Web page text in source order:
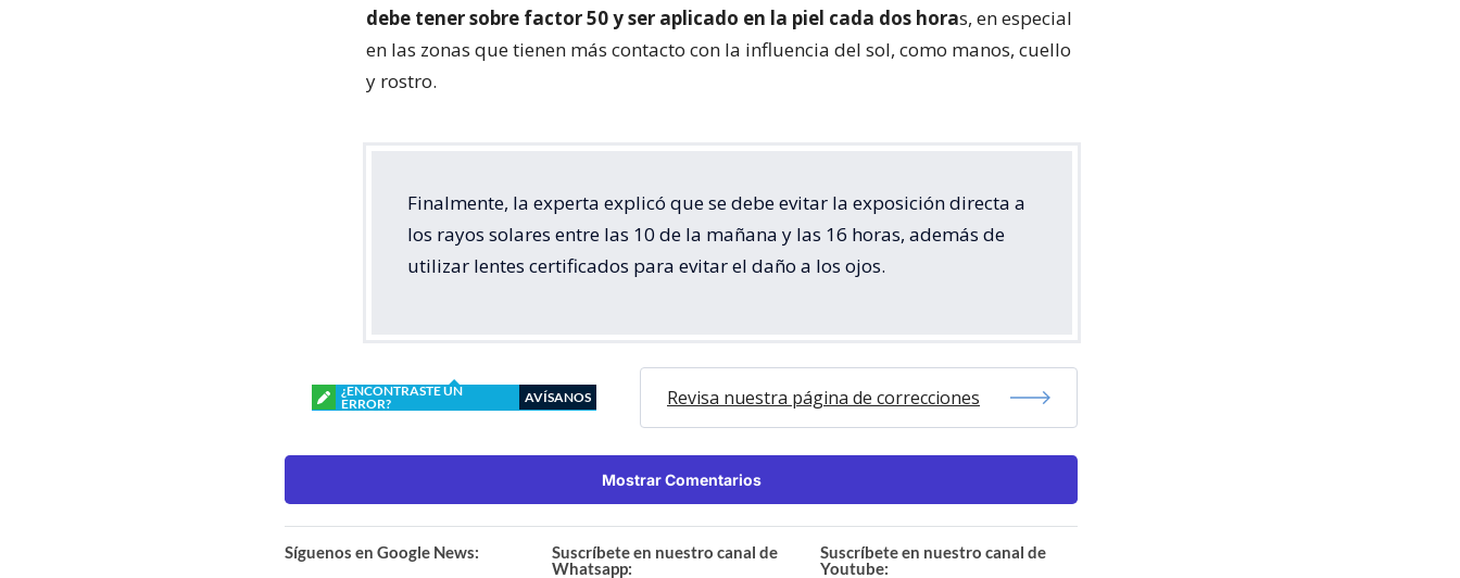
debe tener sobre factor 50 y ser aplicado en la piel cada dos horas, en especial
en las zonas que tienen más contacto con la influencia del sol, como manos, cuello
y rostro.
Finalmente, la experta explicó que se debe evitar la exposición directa a
los rayos solares entre las 10 de la mañana y las 16 horas, además de
utilizar lentes certificados para evitar el daño a los ojos.
¿ENCONTRASTE UN
ERROR?
AVÍSANOS Revisa nuestra página de correcciones
Mostrar Comentarios
Síguenos en Google News:
Suscríbete en nuestro canal de
Whatsapp:
Suscríbete en nuestro canal de
Youtube: